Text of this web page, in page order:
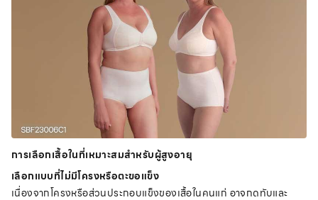
การเลือกเสื้อในที่เหมาะสมสำหรับผู้สูงอายุ
เลือกแบบที่ไม่มีโครงหรือตะขอแข็ง
เนื่องจากโครงหรือส่วนประกอบแข็งของเสื้อในคนแก่ อาจกดทับและ